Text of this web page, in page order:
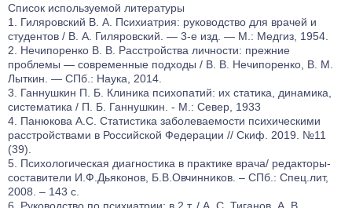
Список используемой литературы
Гиляровский В. А. Психиатрия: руководство для врачей и
студентов / В. А. Гиляровский. — 3-е изд. — М.: Медгиз, 1954.
Нечипоренко В. В. Расстройства личности: прежние
проблемы — современные подходы / В. В. Нечипоренко, В. М.
Лыткин. — СПб.: Наука, 2014.
Ганнушкин П. Б. Клиника психопатий: их статика, динамика,
систематика / П. Б. Ганнушкин. - М.: Север, 1933
Панюкова А.С. Статистика заболеваемости психическими
расстройствами в Российской Федерации // Скиф. 2019. №11
(39).
Психологическая диагностика в практике врача/ редакторы-
составители И.Ф.Дьяконов, Б.В.Овчинников. – СПб.: Спец.лит,
2008. – 143 с.
Руководство по психиатрии: в 2 т. / А. С. Тиганов, А. В.